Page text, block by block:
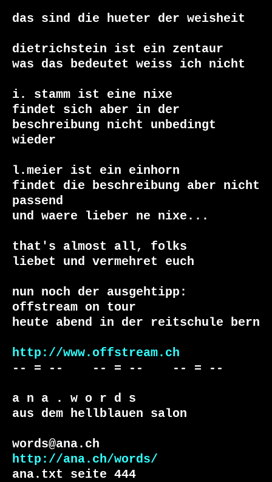
das sind die hueter der weisheit
dietrichstein ist ein zentaur
was das bedeutet weiss ich nicht
i. stamm ist eine nixe
findet sich aber in der
beschreibung nicht unbedingt
wieder
l.meier ist ein einhorn
findet die beschreibung aber nicht
passend
und waere lieber ne nixe...
that's almost all, folks
liebet und vermehret euch
nun noch der ausgehtipp:
offstream on tour
heute abend in der reitschule bern
http://www.offstream.ch
-- = --    -- = --    -- = --
a n a . w o r d s
aus dem hellblauen salon
http://ana.ch/words/
ana.txt seite 444